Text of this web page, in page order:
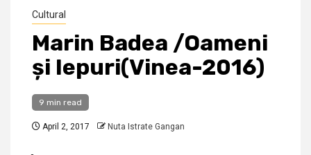
Cultural
Marin Badea /Oameni
și Iepuri(Vinea-2016)
9 min read
April 2, 2017 Nuta Istrate Gangan